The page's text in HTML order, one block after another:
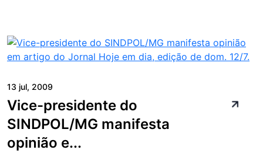
13 jul, 2009
Vice-presidente do
SINDPOL/MG manifesta
opinião e...